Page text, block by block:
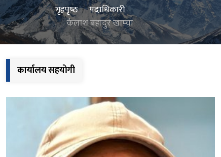
गृहपृष्‍ठ
पदाधिकारी
कैलाश बहादुर खाम्चा
कार्यालय सहयोगी